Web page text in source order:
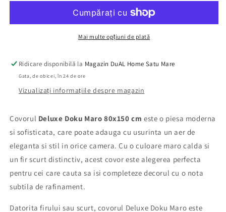
Mai multe opțiuni de plată
Ridicare disponibilă la Magazin DuAL Home Satu Mare
Gata, de obicei, în 24 de ore
Vizualizați informațiile despre magazin
Covorul Deluxe Doku Maro 80x150 cm este o piesa moderna
si sofisticata, care poate adauga cu usurinta un aer de
eleganta si stil in orice camera. Cu o culoare maro calda si
un fir scurt distinctiv, acest covor este alegerea perfecta
pentru cei care cauta sa isi completeze decorul cu o nota
subtila de rafinament.
Datorita firului sau scurt, covorul Deluxe Doku Maro este